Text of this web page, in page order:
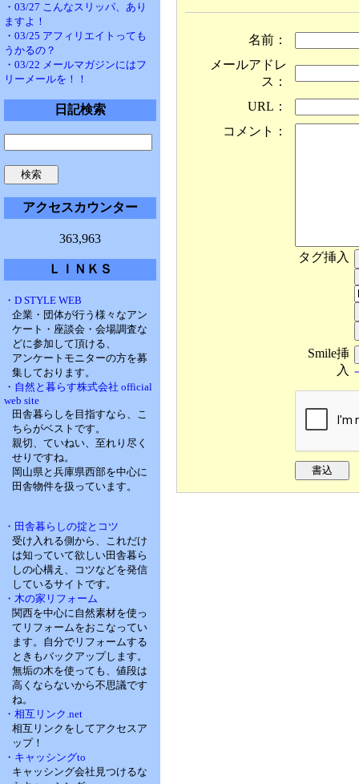
・03/27 こんなスリッパ、あり
ますよ！
・03/25 アフィリエイトっても
うかるの？
・03/22 メールマガジンにはフ
リーメールを！！
日記検索
アクセスカウンター
363,963
ＬＩＮＫＳ
・D STYLE WEB
企業・団体が行う様々なアン
ケート・座談会・会場調査な
どに参加して頂ける、
アンケートモニターの方を募
集しております。
・自然と暮らす株式会社 official
web site
田舎暮らしを目指すなら、こ
ちらがベストです。
親切、ていねい、至れり尽く
せりですね。
岡山県と兵庫県西部を中心に
田舎物件を扱っています。
・田舎暮らしの掟とコツ
受け入れる側から、これだけ
は知っていて欲しい田舎暮ら
しの心構え、コツなどを発信
しているサイトです。
・木の家リフォーム
関西を中心に自然素材を使っ
てリフォームをおこなってい
ます。自分でリフォームする
ときもバックアップします。
無垢の木を使っても、値段は
高くならないから不思議です
ね。
・相互リンク.net
相互リンクをしてアクセスア
ップ！
・キャッシングto
キャッシング会社見つけるな
名前：
メールアドレ
ス：
URL：
コメント：
タグ挿入
Smile挿
入